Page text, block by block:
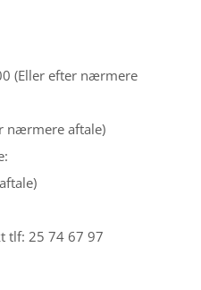
(Eller efter nærmere
nærmere aftale)
tlf: 25 74 67 97